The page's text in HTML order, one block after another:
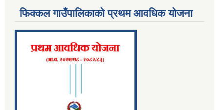
फिक्कल गाउँपालिकाको प्रथम आवधिक योजना